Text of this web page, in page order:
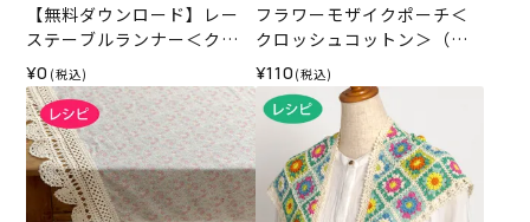
【無料ダウンロード】レー
ステーブルランナー＜クロ
ッシュコットン＞（レシ
ピ）
¥0 (税込)
フラワーモザイクポーチ＜
クロッシュコットン＞（レ
シピ）
¥110 (税込)